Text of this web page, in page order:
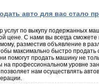
авто для вас стало
по выкупу подержанных
цене. С нами вы всегда
разместив объявление в
максимально быстро
продать машину не
профессиональном уровне
нам осуществлять